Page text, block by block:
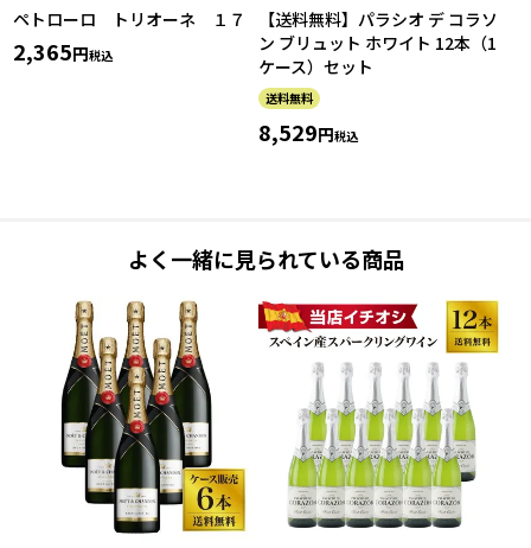
ペトローロ トリオーネ １７
2,365 税込
【送料無料】パラシオ デ コラソ
ン ブリュット ホワイト 12本（1
ケース）セット
送料無料
8,529 税込
よく一緒に見られている商品